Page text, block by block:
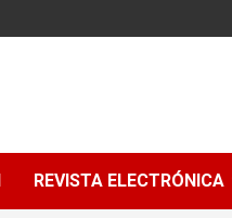
REVISTA ELECTRÓNICA